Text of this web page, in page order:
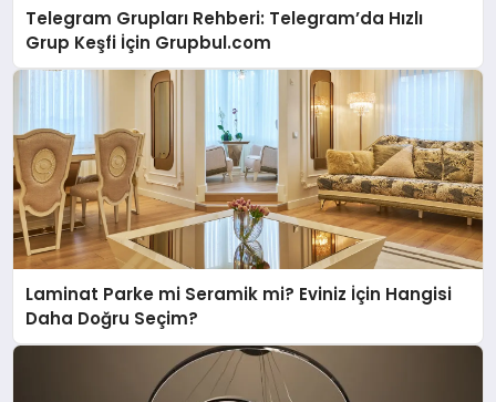
Telegram Grupları Rehberi: Telegram’da Hızlı
Grup Keşfi İçin Grupbul.com
Laminat Parke mi Seramik mi? Eviniz İçin Hangisi
Daha Doğru Seçim?